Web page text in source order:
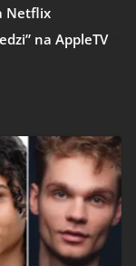
Netflix
na AppleTV